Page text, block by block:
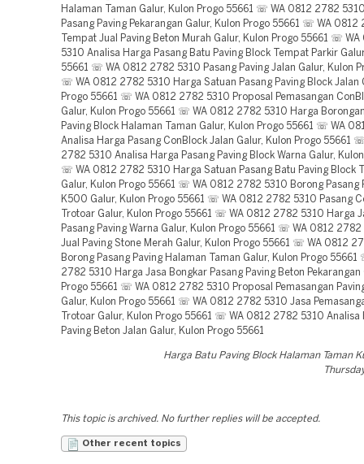
Halaman Taman Galur, Kulon Progo 55661 ☏ WA 0812 2782
Pasang Paving Pekarangan Galur, Kulon Progo 55661 ☏ WA 0812
Tempat Jual Paving Beton Murah Galur, Kulon Progo 55661 ☏
5310 Analisa Harga Pasang Batu Paving Block Tempat Parkir
55661 ☏ WA 0812 2782 5310 Pasang Paving Jalan Galur, Kulon
☏ WA 0812 2782 5310 Harga Satuan Pasang Paving Block Jalan
Progo 55661 ☏ WA 0812 2782 5310 Proposal Pemasangan
Galur, Kulon Progo 55661 ☏ WA 0812 2782 5310 Harga
Paving Block Halaman Taman Galur, Kulon Progo 55661 ☏ WA
Analisa Harga Pasang ConBlock Jalan Galur, Kulon Progo 55661
2782 5310 Analisa Harga Pasang Paving Block Warna Galur,
☏ WA 0812 2782 5310 Harga Satuan Pasang Batu Paving Block
Galur, Kulon Progo 55661 ☏ WA 0812 2782 5310 Borong Pasang
K500 Galur, Kulon Progo 55661 ☏ WA 0812 2782 5310 Pasang
Trotoar Galur, Kulon Progo 55661 ☏ WA 0812 2782 5310 Harga
Pasang Paving Warna Galur, Kulon Progo 55661 ☏ WA 0812
Jual Paving Stone Merah Galur, Kulon Progo 55661 ☏ WA 0812
Borong Pasang Paving Halaman Taman Galur, Kulon Progo
2782 5310 Harga Jasa Bongkar Pasang Paving Beton Pekarangan
Progo 55661 ☏ WA 0812 2782 5310 Proposal Pemasangan
Galur, Kulon Progo 55661 ☏ WA 0812 2782 5310 Jasa
Trotoar Galur, Kulon Progo 55661 ☏ WA 0812 2782 5310 Analisa
Paving Beton Jalan Galur, Kulon Progo 55661
Harga Batu Paving Block Halaman Taman
This topic is archived. No further replies will be accepted.
Other recent topics